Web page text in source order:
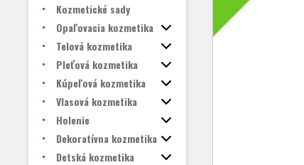
Kozmetické sady
Opaľovacia kozmetika
Telová kozmetika
Pleťová kozmetika
Kúpeľová kozmetika
Vlasová kozmetika
Holenie
Dekoratívna kozmetika
Detská kozmetika